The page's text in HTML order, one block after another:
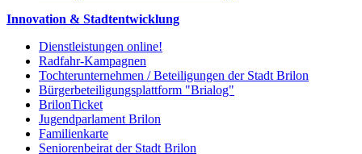
Innovation & Stadtentwicklung
Dienstleistungen online!
Radfahr-Kampagnen
Tochterunternehmen / Beteiligungen der Stadt Brilon
Bürgerbeteiligungsplattform "Brialog"
BrilonTicket
Jugendparlament Brilon
Familienkarte
Seniorenbeirat der Stadt Brilon